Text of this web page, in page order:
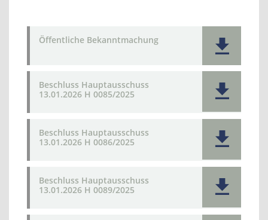
Öffentliche Bekanntmachung
Beschluss Hauptausschuss
13.01.2026 H 0085/2025
Beschluss Hauptausschuss
13.01.2026 H 0086/2025
Beschluss Hauptausschuss
13.01.2026 H 0089/2025